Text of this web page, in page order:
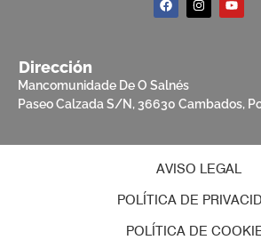
Dirección
Mancomunidade De O Salnés
Paseo Calzada S/N, 36630 Cambados,
AVISO LEGAL
POLÍTICA DE
POLÍTICA DE